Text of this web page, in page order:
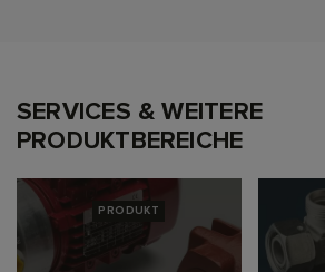
SERVICES & WEITERE
PRODUKTBEREICHE
PRODUKT